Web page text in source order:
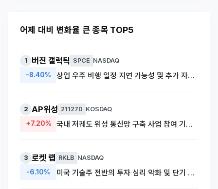
어제 대비 변화율 큰 종목 TOP5
1 버진 갤럭틱 SPCE NASDAQ
-8.40% 상업 우주 비행 일정 지연 가능성 및 추가 자금 조달 우려 부각
2 AP위성 211270 KOSDAQ
+7.20% 국내 저궤도 위성 통신망 구축 사업 참여 기대감에 따른 매수세 유입
3 로켓 랩 RKLB NASDAQ
-6.10% 미국 기술주 전반의 투자 심리 악화 및 단기 차익 실현 매물 출회